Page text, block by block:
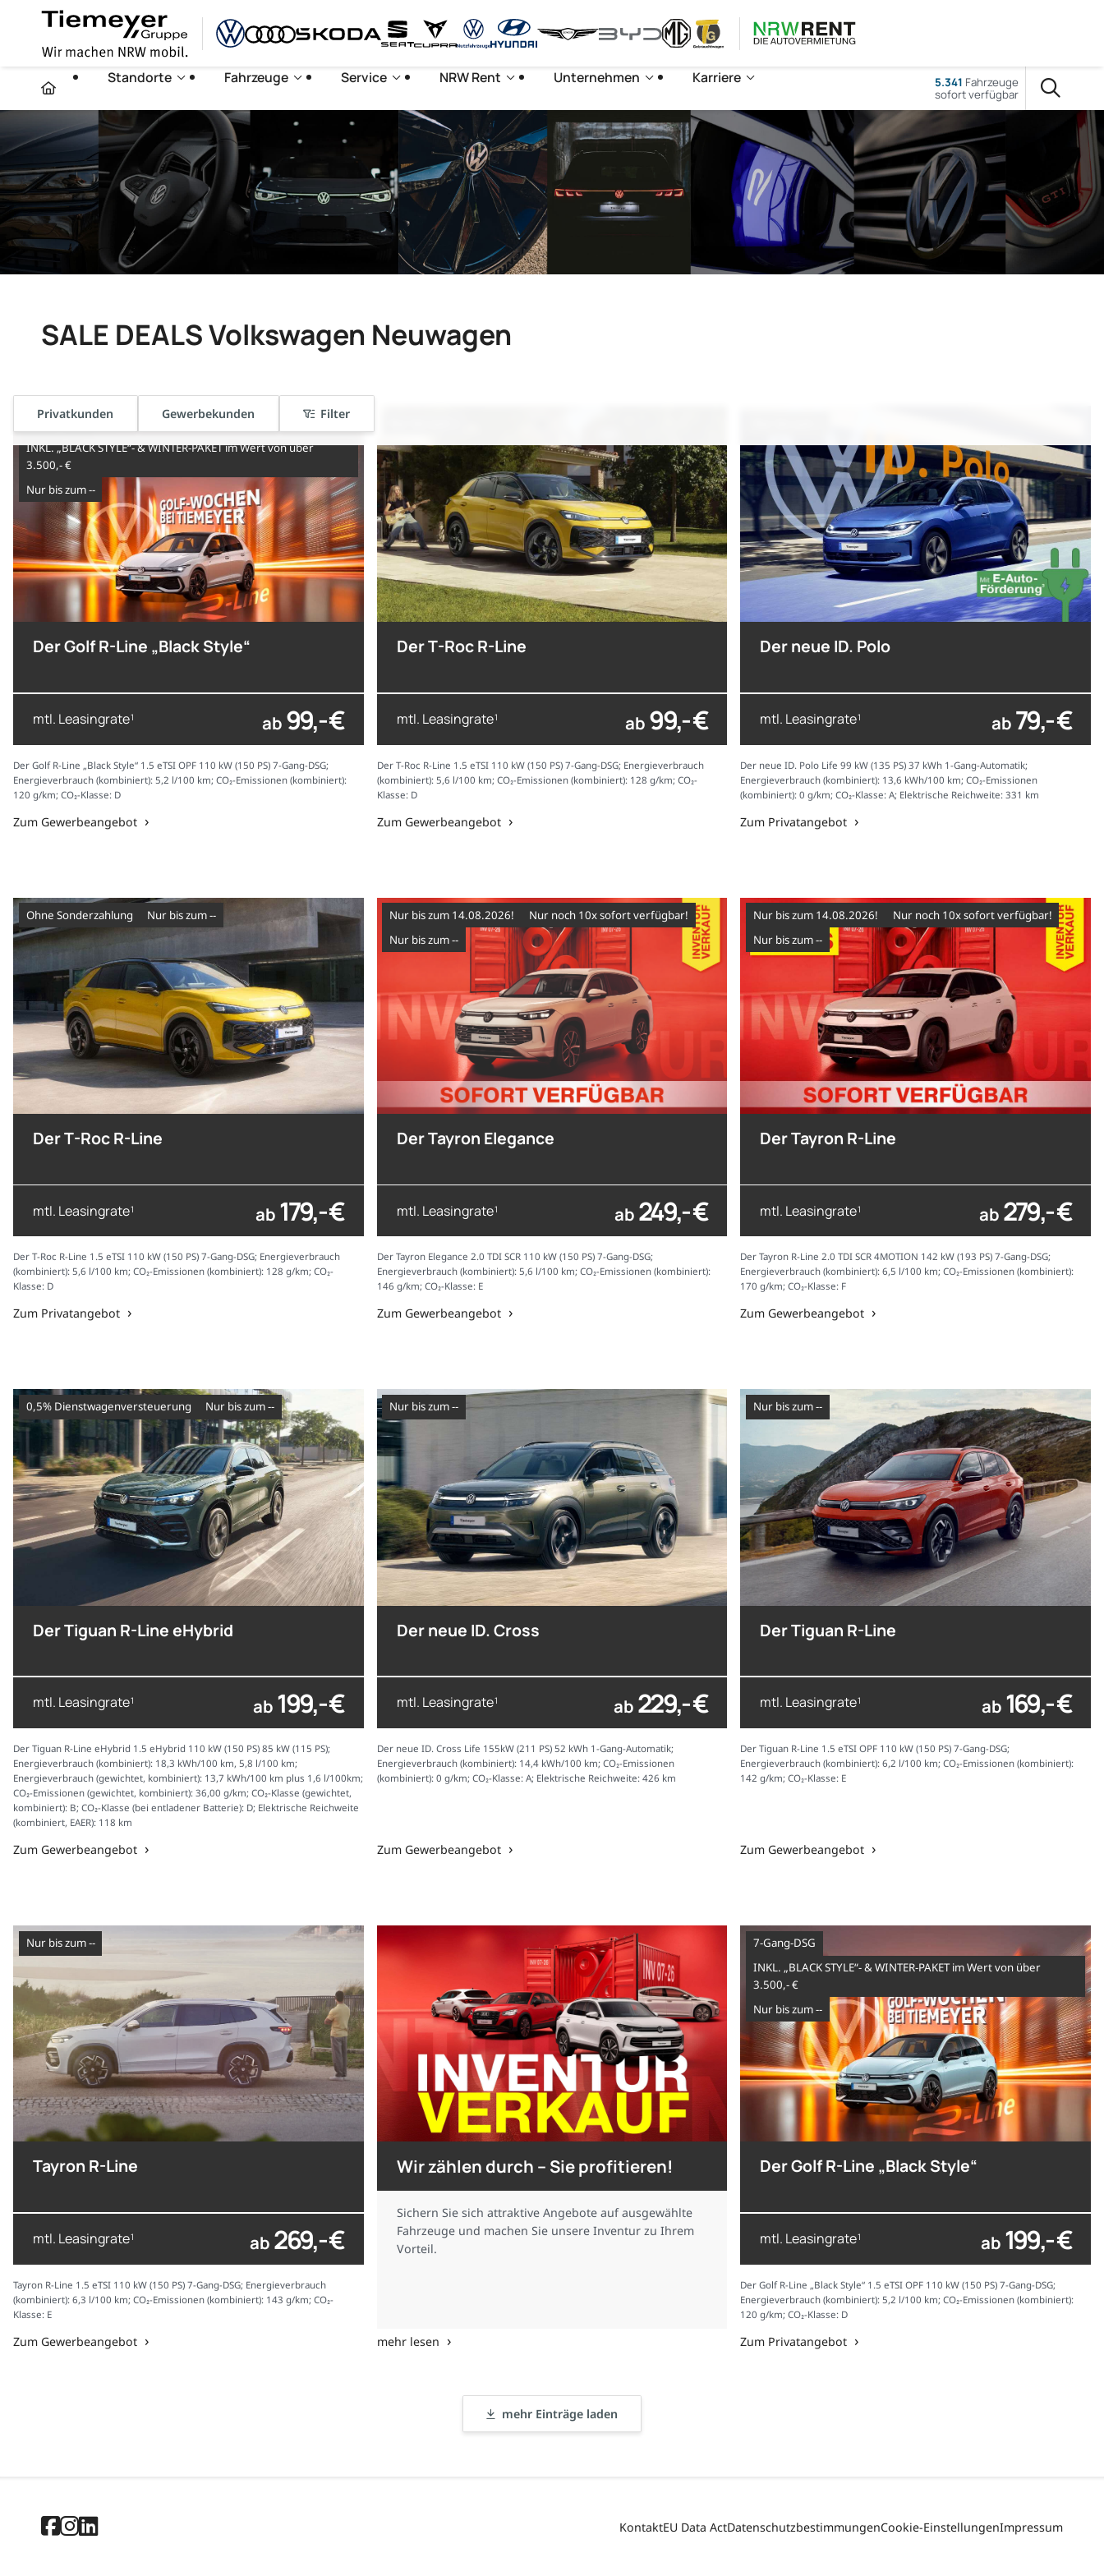
Standorte Fahrzeuge Service NRW Rent Unternehmen Karriere 5.341 Fahrzeuge
sofort verfügbar
SALE DEALS Volkswagen Neuwagen
Privatkunden Gewerbekunden Filter
7-Gang-DSG
INKL. „BLACK STYLE“- & WINTER-PAKET im Wert von über
3.500,- €
nur bis zum --
Der Golf R-Line „Black Style“
mtl. Leasingrate1 ab 99,- €
Der Golf R-Line „Black Style“ 1.5 eTSI OPF 110 kW (150 PS) 7-Gang-DSG;
Energieverbrauch (kombiniert): 5,2 l/100 km; CO₂-Emissionen (kombiniert):
120 g/km; CO₂-Klasse: D
Zum Gewerbeangebot
Der T-Roc R-Line
mtl. Leasingrate1 ab 99,- €
Der T-Roc R-Line 1.5 eTSI 110 kW (150 PS) 7-Gang-DSG; Energieverbrauch
(kombiniert): 5,6 l/100 km; CO₂-Emissionen (kombiniert): 128 g/km; CO₂-
Klasse: D
Zum Gewerbeangebot
Der neue ID. Polo
mtl. Leasingrate1 ab 79,- €
Der neue ID. Polo Life 99 kW (135 PS) 37 kWh 1-Gang-Automatik;
Energieverbrauch (kombiniert): 13,6 kWh/100 km; CO₂-Emissionen
(kombiniert): 0 g/km; CO₂-Klasse: A; Elektrische Reichweite: 331 km
Zum Privatangebot
Ohne Sonderzahlung nur bis zum --
Der T-Roc R-Line
mtl. Leasingrate1 ab 179,- €
Der T-Roc R-Line 1.5 eTSI 110 kW (150 PS) 7-Gang-DSG; Energieverbrauch
(kombiniert): 5,6 l/100 km; CO₂-Emissionen (kombiniert): 128 g/km; CO₂-
Klasse: D
Zum Privatangebot
Nur bis zum 14.08.2026!
Nur noch 10x sofort verfügbar!
nur bis zum --
Der Tayron Elegance
mtl. Leasingrate1 ab 249,- €
Der Tayron Elegance 2.0 TDI SCR 110 kW (150 PS) 7-Gang-DSG;
Energieverbrauch (kombiniert): 5,6 l/100 km; CO₂-Emissionen (kombiniert):
146 g/km; CO₂-Klasse: E
Zum Gewerbeangebot
Nur bis zum 14.08.2026!
Nur noch 10x sofort verfügbar!
nur bis zum --
Der Tayron R-Line
mtl. Leasingrate1 ab 279,- €
Der Tayron R-Line 2.0 TDI SCR 4MOTION 142 kW (193 PS) 7-Gang-DSG;
Energieverbrauch (kombiniert): 6,5 l/100 km; CO₂-Emissionen (kombiniert):
170 g/km; CO₂-Klasse: F
Zum Gewerbeangebot
0,5% Dienstwagenversteuerung nur bis zum --
Der Tiguan R-Line eHybrid
mtl. Leasingrate1 ab 199,- €
Der Tiguan R-Line eHybrid 1.5 eHybrid 110 kW (150 PS) 85 kW (115 PS);
Energieverbrauch (kombiniert): 18,3 kWh/100 km, 5,8 l/100 km;
Energieverbrauch (gewichtet, kombiniert): 13,7 kWh/100 km plus 1,6 l/100km;
CO₂-Emissionen (gewichtet, kombiniert): 36,00 g/km; CO₂-Klasse (gewichtet,
kombiniert): B; CO₂-Klasse (bei entladener Batterie): D; Elektrische Reichweite
(kombiniert, EAER): 118 km
Zum Gewerbeangebot
nur bis zum --
Der neue ID. Cross
mtl. Leasingrate1 ab 229,- €
Der neue ID. Cross Life 155kW (211 PS) 52 kWh 1-Gang-Automatik;
Energieverbrauch (kombiniert): 14,4 kWh/100 km; CO₂-Emissionen
(kombiniert): 0 g/km; CO₂-Klasse: A; Elektrische Reichweite: 426 km
Zum Gewerbeangebot
nur bis zum --
Der Tiguan R-Line
mtl. Leasingrate1 ab 169,- €
Der Tiguan R-Line 1.5 eTSI OPF 110 kW (150 PS) 7-Gang-DSG;
Energieverbrauch (kombiniert): 6,2 l/100 km; CO₂-Emissionen (kombiniert):
142 g/km; CO₂-Klasse: E
Zum Gewerbeangebot
nur bis zum --
Tayron R-Line
mtl. Leasingrate1 ab 269,- €
Tayron R-Line 1.5 eTSI 110 kW (150 PS) 7-Gang-DSG; Energieverbrauch
(kombiniert): 6,3 l/100 km; CO₂-Emissionen (kombiniert): 143 g/km; CO₂-
Klasse: E
Zum Gewerbeangebot
Wir zählen durch – Sie profitieren!
Sichern Sie sich attraktive Angebote auf ausgewählte
Fahrzeuge und machen Sie unsere Inventur zu Ihrem
Vorteil.
mehr lesen
7-Gang-DSG
INKL. „BLACK STYLE“- & WINTER-PAKET im Wert von über
3.500,- €
nur bis zum --
Der Golf R-Line „Black Style“
mtl. Leasingrate1 ab 199,- €
Der Golf R-Line „Black Style“ 1.5 eTSI OPF 110 kW (150 PS) 7-Gang-DSG;
Energieverbrauch (kombiniert): 5,2 l/100 km; CO₂-Emissionen (kombiniert):
120 g/km; CO₂-Klasse: D
Zum Privatangebot
mehr Einträge laden
KontaktEU Data ActDatenschutzbestimmungenCookie-EinstellungenImpressum